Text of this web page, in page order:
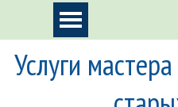
Перейти к контентуПропустить меню
Услуги